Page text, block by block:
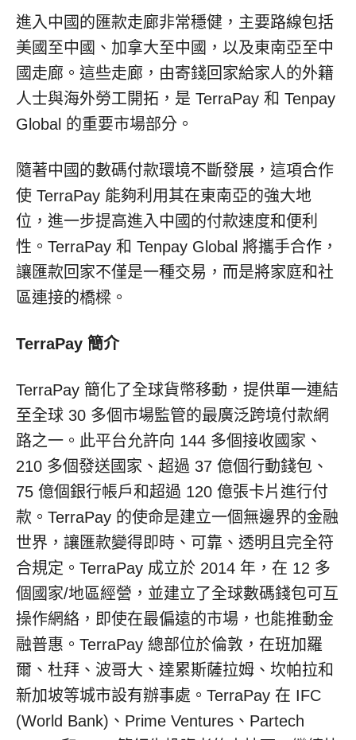
進入中國的匯款走廊非常穩健，主要路線包括
美國至中國、加拿大至中國，以及東南亞至中
國走廊。這些走廊，由寄錢回家給家人的外籍
人士與海外勞工開拓，是 TerraPay 和 Tenpay
Global 的重要市場部分。
隨著中國的數碼付款環境不斷發展，這項合作
使 TerraPay 能夠利用其在東南亞的強大地
位，進一步提高進入中國的付款速度和便利
性。TerraPay 和 Tenpay Global 將攜手合作，
讓匯款回家不僅是一種交易，而是將家庭和社
區連接的橋樑。
TerraPay 簡介
TerraPay 簡化了全球貨幣移動，提供單一連結
至全球 30 多個市場監管的最廣泛跨境付款網
路之一。此平台允許向 144 多個接收國家、
210 多個發送國家、超過 37 億個行動錢包、
75 億個銀行帳戶和超過 120 億張卡片進行付
款。TerraPay 的使命是建立一個無邊界的金融
世界，讓匯款變得即時、可靠、透明且完全符
合規定。TerraPay 成立於 2014 年，在 12 多
個國家/地區經營，並建立了全球數碼錢包可互
操作網絡，即使在最偏遠的市場，也能推動金
融普惠。TerraPay 總部位於倫敦，在班加羅
爾、杜拜、波哥大、達累斯薩拉姆、坎帕拉和
新加坡等城市設有辦事處。TerraPay 在 IFC
(World Bank)、Prime Ventures、Partech